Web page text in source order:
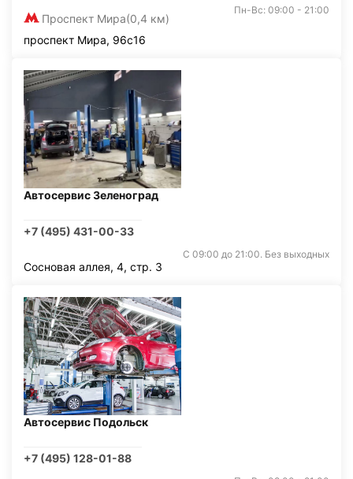
Проспект Мира(0,4 км)
Пн-Вс: 09:00 - 21:00
проспект Мира, 96с16
Автосервис Зеленоград
+7 (495) 431-00-33
С 09:00 до 21:00. Без выходных
Сосновая аллея, 4, стр. 3
Автосервис Подольск
+7 (495) 128-01-88